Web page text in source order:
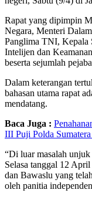
Rapat yang dipimpin
Negara, Menteri
Panglima TNI, Kepala
Intelijen dan
beserta sejumlah
Dalam keterangan
bahasan utama rapat
mendatang.
Baca Juga :
III Puji Polda
“Di luar masalah unjuk
Selasa tanggal 12
dan Bawaslu yang
oleh panitia